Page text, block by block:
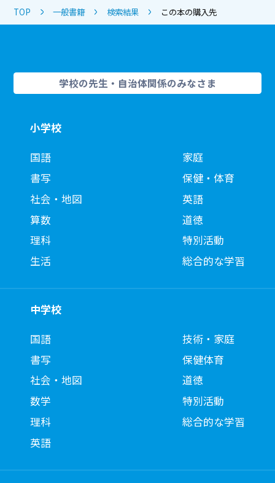
TOP 一般書籍 検索結果 この本の購入先
学校の先生・自治体関係のみなさま
小学校
国語
書写
社会・地図
算数
理科
生活
家庭
保健・体育
英語
道徳
特別活動
総合的な学習
中学校
国語
書写
社会・地図
数学
理科
英語
技術・家庭
保健体育
道徳
特別活動
総合的な学習